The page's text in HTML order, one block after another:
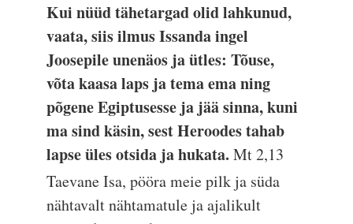
Kui nüüd tähetargad olid lahkunud,
vaata, siis ilmus Issanda ingel
Joosepile unenäos ja ütles: Tõuse,
võta kaasa laps ja tema ema ning
põgene Egiptusesse ja jää sinna, kuni
ma sind käsin, sest Heroodes tahab
lapse üles otsida ja hukata.Mt 2,13
Taevane Isa, pööra meie pilk ja süda
nähtavalt nähtamatule ja ajalikult